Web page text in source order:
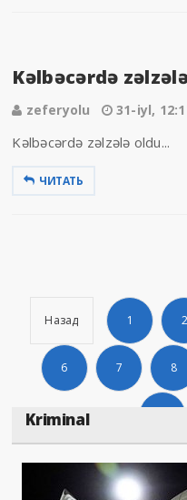
Kəlbəcərdə
zeferyolu 31-iyl,
Kəlbəcərdə zəlzələ oldu...
ЧИТАТЬ
Назад 1 2
6 7 8
Kriminal